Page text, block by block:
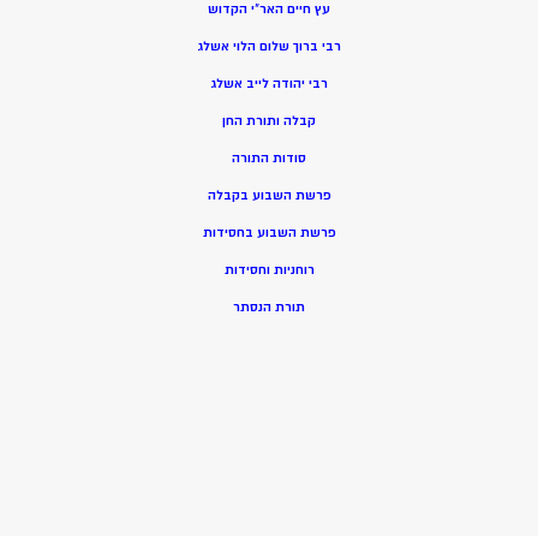
עץ חיים האר”י הקדוש
רבי ברוך שלום הלוי אשלג
רבי יהודה לייב אשלג
קבלה ותורת החן
סודות התורה
פרשת השבוע בקבלה
פרשת השבוע בחסידות
רוחניות וחסידות
תורת הנסתר